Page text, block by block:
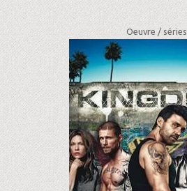
Oeuvre /séries